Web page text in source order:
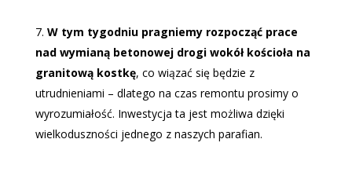
W tym tygodniu pragniemy rozpocząć prace
nad wymianą betonowej drogi wokół kościoła na
granitową kostkę, co wiązać się będzie z
utrudnieniami – dlatego na czas remontu prosimy o
wyrozumiałość. Inwestycja ta jest możliwa dzięki
wielkoduszności jednego z naszych parafian.